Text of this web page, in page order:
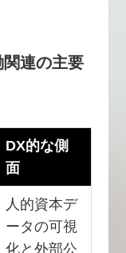
連の主要
DX的な側
面
人的資本デ
ータの可視
化と外部公